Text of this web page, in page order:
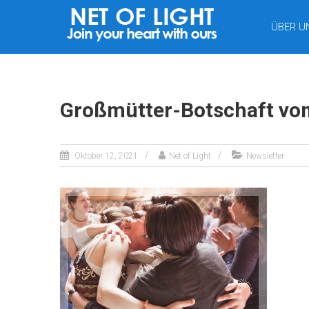
LICHTNETZ ÜBER
Großmütter-Botschaft
Oktober 12, 2021 Net of Light Newsletter